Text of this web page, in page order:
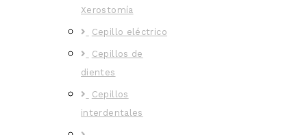
Xerostomía
Cepillo eléctrico
Cepillos de
dientes
Cepillos
interdentales